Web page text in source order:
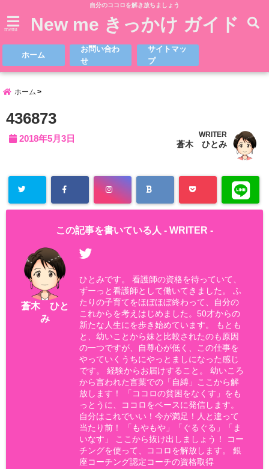
自分のココロを解き放ちましょう
menu New me きっかけ ガイド
ホーム
お問い合わ
せ
サイトマッ
プ
ホーム
436873
2018年5月3日 WRITER
蒼木 ひとみ
この記事を書いている人 - WRITER -
蒼木 ひと
み
ひとみです。 看護師の資格を待っていて、
ずーっと看護師として働いてきました。 ふ
たりの子育てをほぼほぼ終わって、自分の
これからを考えはじめました。50才からの
新たな人生にを歩き始めています。 もとも
と、幼いことから妹と比較されたのも原因
の一つですが、自尊心が低く、この仕事を
やっていくうちにやっとましになった感じ
です。 経験からお届けすること。 幼いころ
から言われた言葉での「自縛」ここから解
放します！ 「ココロの貧困をなくす」をも
っとうに、ココロをベースに発信します。
自分はこれでいい！今が満足！人と違って
当たり前！ 「もやもや」「ぐるぐる」「ま
いなす」 ここから抜け出しましょう！ コー
チングを使って、ココロを解放します。 銀
座コーチング認定コーチの資格取得